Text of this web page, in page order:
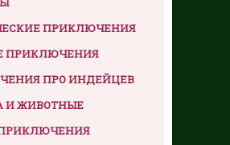
ПРИКЛЮЧЕНИЯ
ПРИКЛЮЧЕНИЯ
ПРО ИНДЕЙЦЕВ
И ЖИВОТНЫЕ